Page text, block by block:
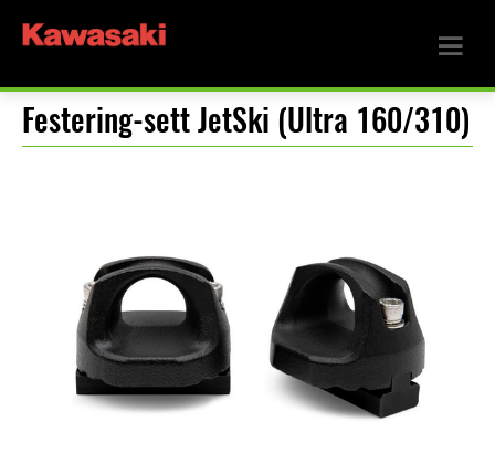
Festering-sett JetSki (Ultra 160/310)